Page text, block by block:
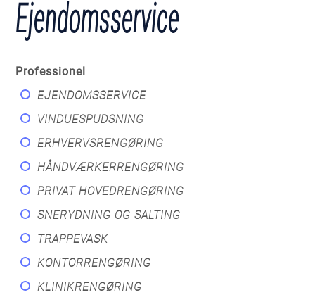
Ejendomsservice
Professionel
EJENDOMSSERVICE
VINDUESPUDSNING
ERHVERVSRENGØRING
HÅNDVÆRKERRENGØRING
PRIVAT HOVEDRENGØRING
SNERYDNING OG SALTING
TRAPPEVASK
KONTORRENGØRING
KLINIKRENGØRING